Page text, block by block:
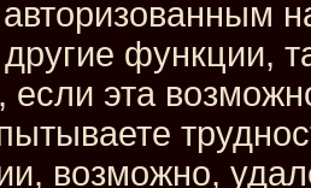
авторизованным
функции,
эта
возможно,